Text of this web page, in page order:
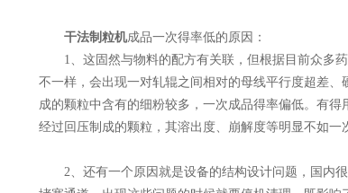
干法制粒机成品一次得率低的原因：
1、这固然与物料的配方有关联，但根据目前众多药
不一样，会出现一对轧辊之间相对的母线平行度超差
成的颗粒中含有的细粉较多，一次成品得率偏低。有
经过回压制成的颗粒，其溶出度、崩解度等明显不如一
2、还有一个原因就是设备的结构设计问题，国内很